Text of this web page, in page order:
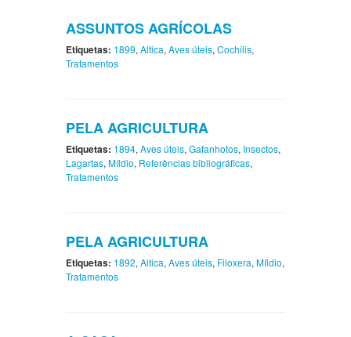
ASSUNTOS AGRÍCOLAS
Etiquetas: 1899, Altica, Aves úteis, Cochilis,
Tratamentos
PELA AGRICULTURA
Etiquetas: 1894, Aves úteis, Gafanhotos, Insectos,
Lagartas, Míldio, Referências bibliográficas,
Tratamentos
PELA AGRICULTURA
Etiquetas: 1892, Altica, Aves úteis, Filoxera, Míldio,
Tratamentos